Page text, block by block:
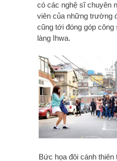
có các nghệ sĩ chuyên
viên của những trường
cũng tới đóng góp
làng Ihwa.
Bức họa đôi cánh thiên